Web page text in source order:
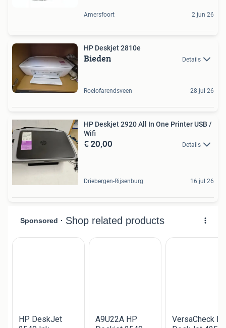
Amersfoort 2 jun 26
HP Deskjet 2810e
Bieden Details
Roelofarendsveen 28 jul 26
HP Deskjet 2920 All In One Printer USB /
Wifi
€ 20,00 Details
Driebergen-Rijsenburg 16 jul 26